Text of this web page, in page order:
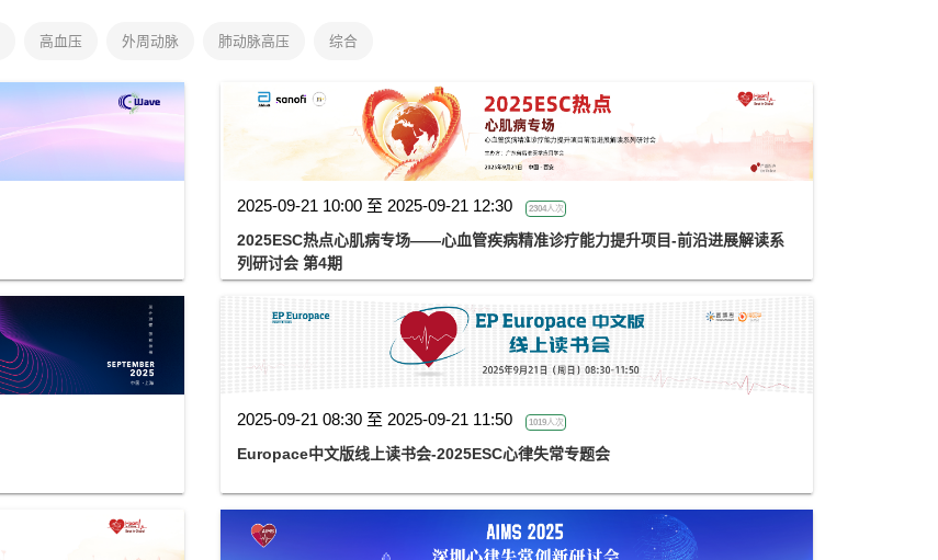
高血压 外周动脉 肺动脉高压 综合
2025-09-21 10:00 至 2025-09-21 12:30 2304人次
2025ESC热点心肌病专场——心血管疾病精准诊疗能力提升项目-前沿进展解读系
列研讨会 第4期
2025-09-21 08:30 至 2025-09-21 11:50 1019人次
Europace中文版线上读书会-2025ESC心律失常专题会